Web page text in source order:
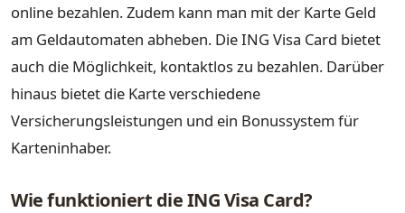
online bezahlen. Zudem kann man mit der Karte Geld
am Geldautomaten abheben. Die ING Visa Card bietet
auch die Möglichkeit, kontaktlos zu bezahlen. Darüber
hinaus bietet die Karte verschiedene
Versicherungsleistungen und ein Bonussystem für
Karteninhaber.
Wie funktioniert die ING Visa Card?